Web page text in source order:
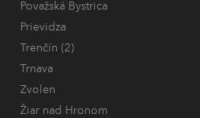
Považská Bystrica
Prievidza
Trenčín (2)
Trnava
Zvolen
Žiar nad Hronom